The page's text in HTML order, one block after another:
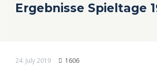
Ergebnisse Spieltage
24. July 2019 1606